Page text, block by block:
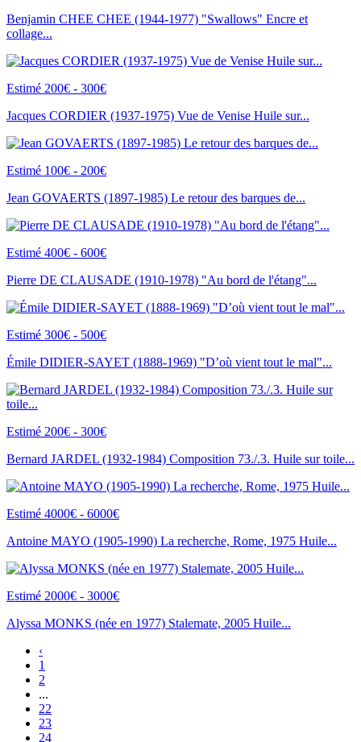
Benjamin CHEE CHEE (1944-1977) "Swallows" Encre et
collage...
Estimé 200€ - 300€
Jacques CORDIER (1937-1975) Vue de Venise Huile sur...
Estimé 100€ - 200€
Jean GOVAERTS (1897-1985) Le retour des barques de...
Estimé 400€ - 600€
Pierre DE CLAUSADE (1910-1978) "Au bord de l'étang"...
Estimé 300€ - 500€
Émile DIDIER-SAYET (1888-1969) "D’où vient tout le mal"...
Estimé 200€ - 300€
Bernard JARDEL (1932-1984) Composition 73./.3. Huile sur toile...
Estimé 4000€ - 6000€
Antoine MAYO (1905-1990) La recherche, Rome, 1975 Huile...
Estimé 2000€ - 3000€
Alyssa MONKS (née en 1977) Stalemate, 2005 Huile...
‹
1
2
...
22
23
24